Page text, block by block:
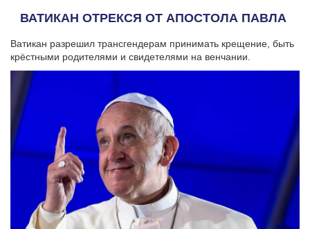
ВАТИКАН ОТРЕКСЯ ОТ АПОСТОЛА ПАВЛА
Ватикан разрешил трансгендерам принимать крещение, быть
крёстными родителями и свидетелями на венчании.